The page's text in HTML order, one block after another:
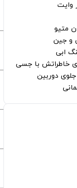
وایت
متیو
و جین
ابی
خاطراتش با جسی
دوربین